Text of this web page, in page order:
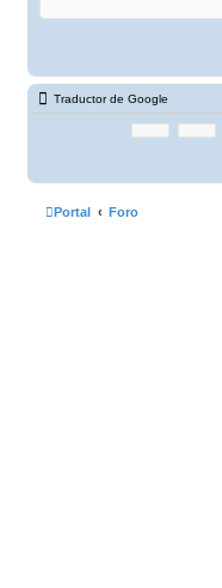
Traductor de Google
Portal Foro